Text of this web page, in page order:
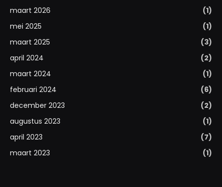
maart 2026
(1)
mei 2025
(1)
maart 2025
(3)
april 2024
(2)
maart 2024
(1)
februari 2024
(6)
december 2023
(2)
augustus 2023
(1)
april 2023
(7)
maart 2023
(1)